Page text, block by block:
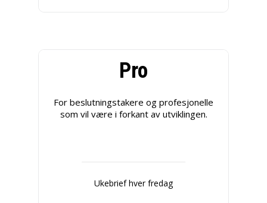
Pro
For beslutningstakere og profesjonelle
som vil være i forkant av utviklingen.
Ukebrief hver fredag